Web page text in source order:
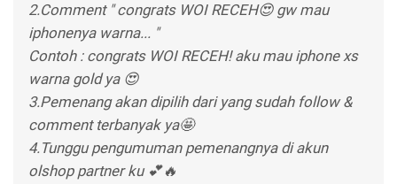
2.Comment " congrats WOI RECEH😍 gw mau
iphonenya warna... "
Contoh : congrats WOI RECEH! aku mau iphone xs
warna gold ya 😍
3.Pemenang akan dipilih dari yang sudah follow &
comment terbanyak ya🤩
4.Tunggu pengumuman pemenangnya di akun
olshop partner ku 💕🔥⁣